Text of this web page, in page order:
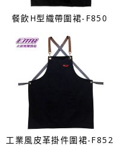
餐飲H型織帶圍裙-F850
工業風皮革掛件圍裙-F852